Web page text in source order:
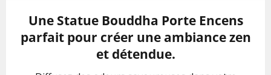
Une Statue Bouddha Porte Encens
parfait pour créer une ambiance zen
et détendue.